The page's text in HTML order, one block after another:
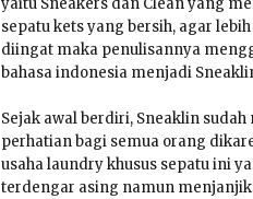
yaitu Sneakers dan Clean yang
sepatu kets yang bersih, agar
diingat maka penulisannya
bahasa indonesia menjadi
Sejak awal berdiri, Sneaklin
perhatian bagi semua orang
usaha laundry khusus sepatu ini
terdengar asing namun